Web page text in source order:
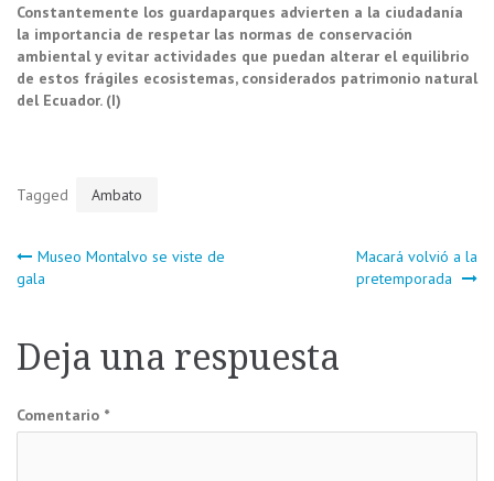
Constantemente los guardaparques advierten a la ciudadanía
la importancia de respetar las normas de conservación
ambiental y evitar actividades que puedan alterar el equilibrio
de estos frágiles ecosistemas, considerados patrimonio natural
del Ecuador. (I)
Tagged Ambato
Navegación
entradas
Museo Montalvo se viste de
gala
Macará volvió a la
pretemporada
Deja una respuesta
Comentario *